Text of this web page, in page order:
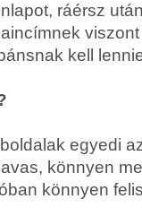
ráérsz
kell
egyedi
könnyen
könnyen